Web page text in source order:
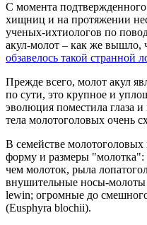
С момента
хищниц и на протяжении
ученых-ихтиологов по
акул-молот – как же вышло,
обзавелось такой странной
Прежде всего, молот акул
по сути, это крупное и
эволюция поместила глаза
тела молотоголовых очень
В семействе
форму и размеры "молотка":
чем молоток, рыла
внушительные носы-молоты
lewin; огромные до
(Eusphyra blochii).